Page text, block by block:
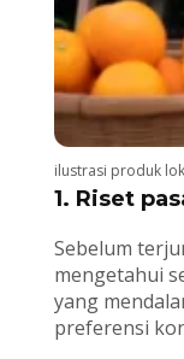
ilustrasi produk
1. Riset
Sebelum
mengetahui
yang
preferensi